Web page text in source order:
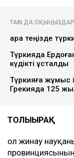
ТАҒЫ ДА ОҚЫҢЫЗДАР
Қара теңізде
Түркияда
күдікті ұсталды
Түркияға жұмыс
Грекияда 125
ТОЛЫҒЫРАҚ
Қол жинау